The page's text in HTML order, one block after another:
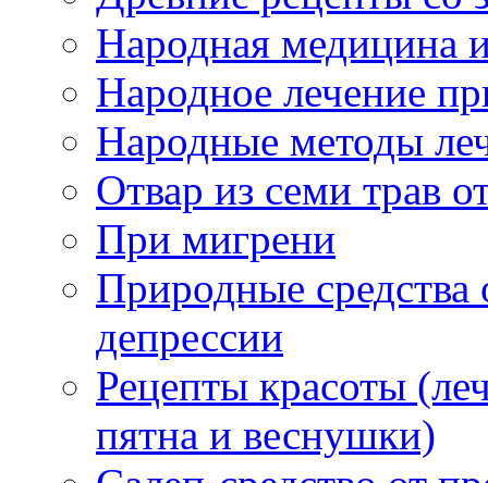
Народная медицина
Народное лечение
Народные методы
Отвар из семи трав
При мигрени
Природные средства
депрессии
Рецепты красоты
пятна и веснушки)